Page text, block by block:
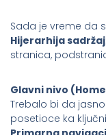
Sada je vreme da
Hijerarhija
stranica,
Glavni nivo
Trebalo bi da
posetioce ka